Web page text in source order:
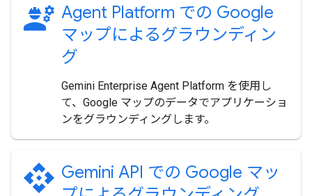
engineering Agent Platform での Google
マップによるグラウンディン
グ
Gemini Enterprise Agent Platform を使用し
て、Google マップのデータでアプリケーショ
ンをグラウンディングします。
api Gemini API での Google マッ